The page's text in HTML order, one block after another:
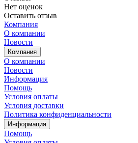
Нет оценок
Оставить отзыв
Компания
О компании
Новости
Компания
О компании
Новости
Информация
Помощь
Условия оплаты
Условия доставки
Политика конфиденциальности
Информация
Помощь